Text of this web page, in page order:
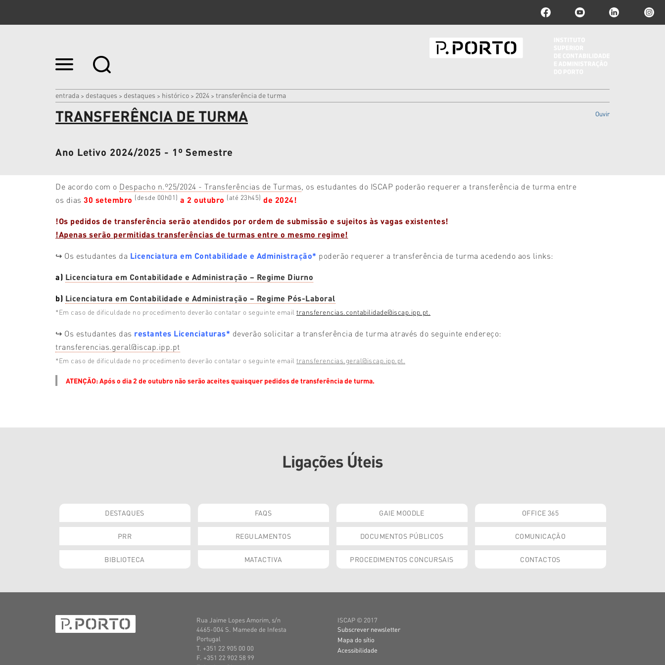
Ir
para
|
Ir
para
entrada > destaques > destaques > histórico > 2024 > transferência de turma
TRANSFERÊNCIA DE TURMA Ouvir
Ano Letivo 2024/2025 - 1º Semestre
De acordo com o Despacho n.º25/2024 - Transferências de Turmas , os estudantes do ISCAP poderão requerer a transferência de turma entre
os dias 30 setembro (desde 00h01) a 2 outubro (até 23h45) de 2024!
!Os pedidos de transferência serão atendidos por ordem de submissão e sujeitos às vagas existentes!
!Apenas serão permitidas transferências de turmas entre o mesmo regime!
↪️ Os estudantes da Licenciatura em Contabilidade e Administração* poderão requerer a transferência de turma acedendo aos links:
a) Licenciatura em Contabilidade e Administração – Regime Diurno
b) Licenciatura em Contabilidade e Administração – Regime Pós-Laboral
*Em caso de dificuldade no procedimento deverão contatar o seguinte email transferencias.contabilidade@iscap.ipp.pt.
↪️ Os estudantes das restantes Licenciaturas* deverão solicitar a transferência de turma através do seguinte endereço:
transferencias.geral@iscap.ipp.pt
*Em caso de dificuldade no procedimento deverão contatar o seguinte email transferencias.geral@iscap.ipp.pt.
ATENÇÃO: Após o dia 2 de outubro não serão aceites quaisquer pedidos de transferência de turma.
Ligações Úteis
DESTAQUES FAQS GAIE MOODLE OFFICE 365
PRR REGULAMENTOS DOCUMENTOS PÚBLICOS COMUNICAÇÃO
BIBLIOTECA MATACTIVA PROCEDIMENTOS CONCURSAIS CONTACTOS
Rua Jaime Lopes Amorim, s/n
4465-004 S. Mamede de Infesta
Portugal
T. +351 22 905 00 00
F. +351 22 902 58 99
ISCAP © 2017
Subscrever newsletter
Mapa do sítio
Acessibilidade